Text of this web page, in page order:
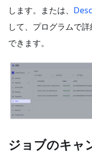
します。または、
して、プログラムで
できます。
ジョブのキャ